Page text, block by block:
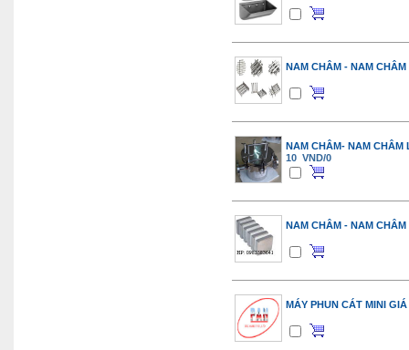
NAM CHÂM - NAM
NAM CHÂM- NAM CHÂM
10 VND/0
NAM CHÂM - NAM
MÁY PHUN CÁT MINI